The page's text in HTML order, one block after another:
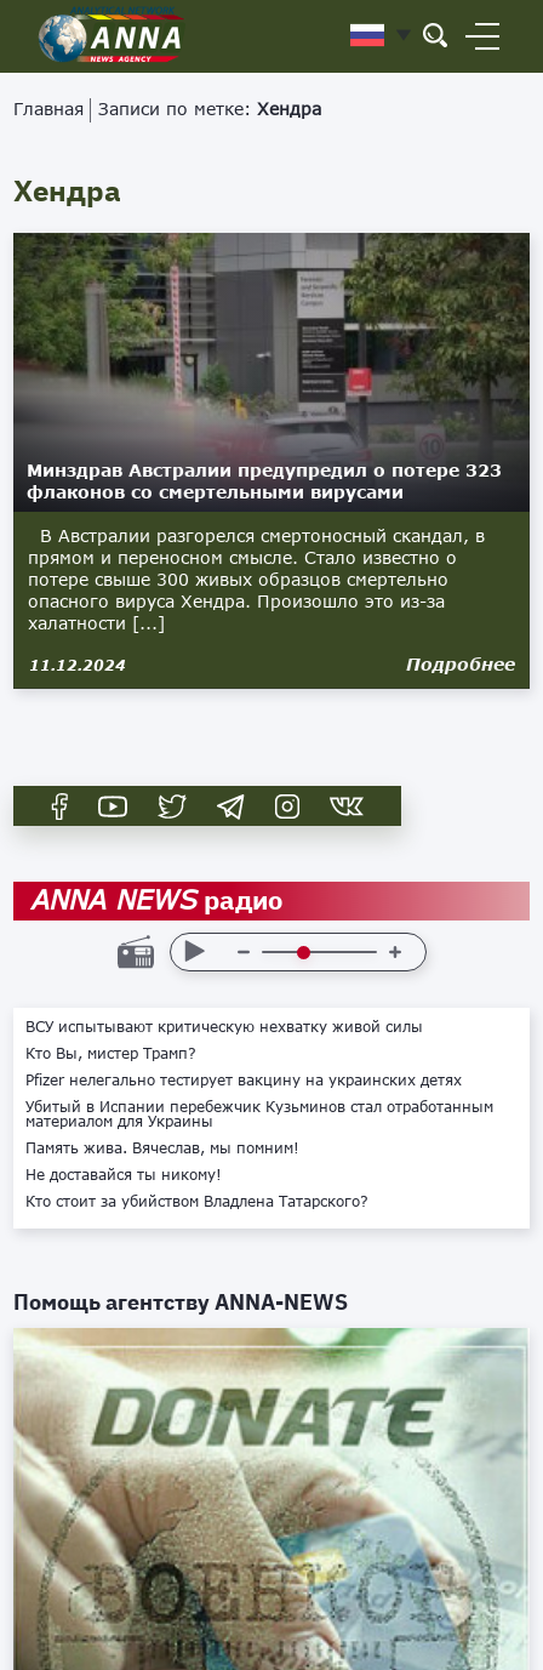
Главная Записи по метке:Хендра
Хендра
Минздрав Австралии предупредил о потере 323
флаконов со смертельными вирусами
В Австралии разгорелся смертоносный скандал, в
прямом и переносном смысле. Стало известно о
потере свыше 300 живых образцов смертельно
опасного вируса Хендра. Произошло это из-за
халатности [...]
11.12.2024 Подробнее
ANNA NEWSрадио
ВСУ испытывают критическую нехватку живой силы
Кто Вы, мистер Трамп?
Pfizer нелегально тестирует вакцину на украинских детях
Убитый в Испании перебежчик Кузьминов стал отработанным
материалом для Украины
Память жива. Вячеслав, мы помним!
Не доставайся ты никому!
Кто стоит за убийством Владлена Татарского?
Помощь агентствуANNA-NEWS